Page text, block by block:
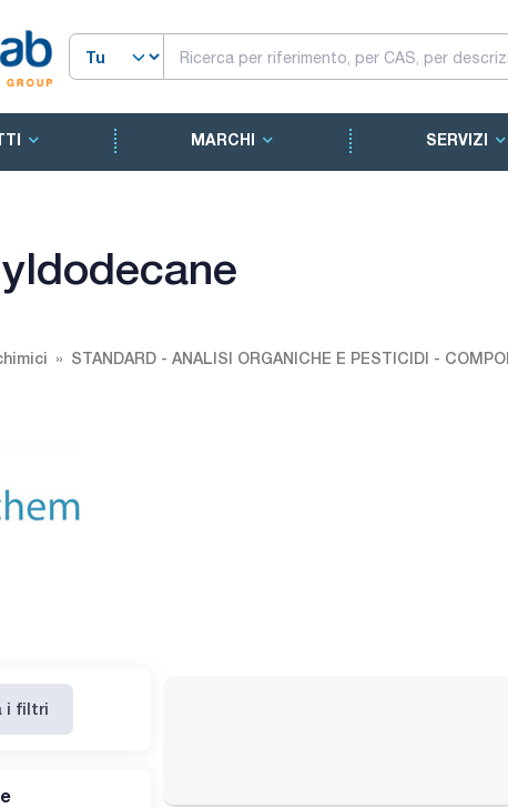
MARCHI SERVIZI
STANDARD - ANALISI ORGANICHE E PESTICIDI -
i filtri